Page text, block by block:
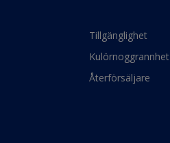
Tillgänglighet
Kulörnoggrannhet
Återförsäljare